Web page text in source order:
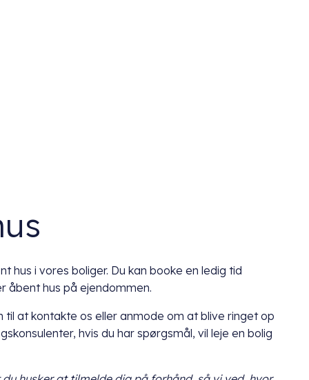
hus i vores boliger. Du kan booke en ledig tid
åbent hus på ejendommen.
til at kontakte os eller anmode om at blive ringet op
hvis du har spørgsmål, vil leje en bolig